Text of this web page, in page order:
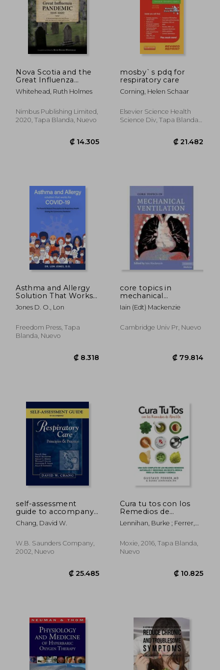
₡ 77.286
Nova Scotia and the
Great Influenza
Pandemic, 1918-1920:
A Remembrance of
Archive for the Living
(en Inglés)
Whitehead, Ruth Holmes
Nimbus Publishing Limited,
2020, Tapa Blanda, Nuevo
₡ 14.305
mosby`s pdq for
respiratory care
Corning, Helen Schaar
Elsevier Science Health
Science Div, Tapa Blanda,
Asthma and Allergy
Solution That Works
for Covid-19: The
Powerful Natural
Respiratory Health
During the
Jones D. O., Lon
Freedom Press, Tapa
Blanda, Nuevo
core topics in
mechanical
ventilation
Iain (edt) Mackenzie
Cambridge Univ Pr, Nuevo
self-assessment
guide to accompany
respiratory care:
principles & practice
Chang, David W.
W.b. Saunders Company,
2002, Nuevo
Cura tu tos con los
Remedios de
Abuelita: Una Guía
Completa de los
Naturales y Medicinas
sin Receta Médica
Lennihan, Burke ; Ferrer,
Moxie, 2016, Tapa Blanda,
Nuevo